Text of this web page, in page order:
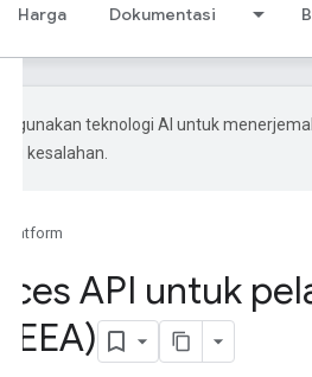
Harga Dokumentasi
teknologi AI untuk
kesalahan.
Platform
API untuk